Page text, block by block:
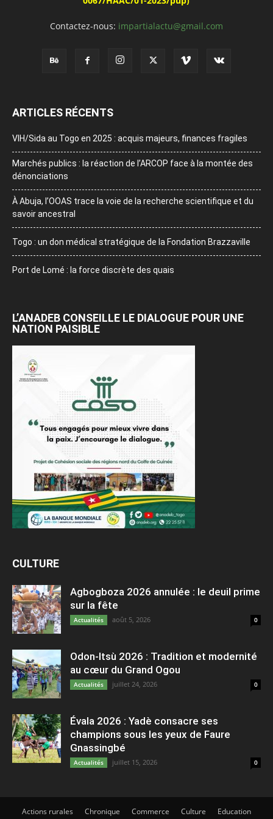
Contactez-nous: impartialactu@gmail.com
ARTICLES RÉCENTS
VIH/Sida au Togo en 2025 : acquis majeurs, finances fragiles
Marchés publics : la réaction de l’ARCOP face à la montée des
dénonciations
À Abuja, l’OOAS trace la voie de la recherche scientifique et du
savoir ancestral
Togo : un don médical stratégique de la Fondation Brazzaville
Port de Lomé : la force discrète des quais
L’ANADEB CONSEILLE LE DIALOGUE POUR UNE
NATION PAISIBLE
CULTURE
Agbogboza 2026 annulée : le deuil prime
sur la fête
Actualités août 5, 2026 0
Odon-Itsù 2026 : Tradition et modernité
au cœur du Grand Ogou
Actualités juillet 24, 2026 0
Évala 2026 : Yadè consacre ses
champions sous les yeux de Faure
Gnassingbé
Actualités juillet 15, 2026 0
Actions rurales Chronique Commerce Culture Education